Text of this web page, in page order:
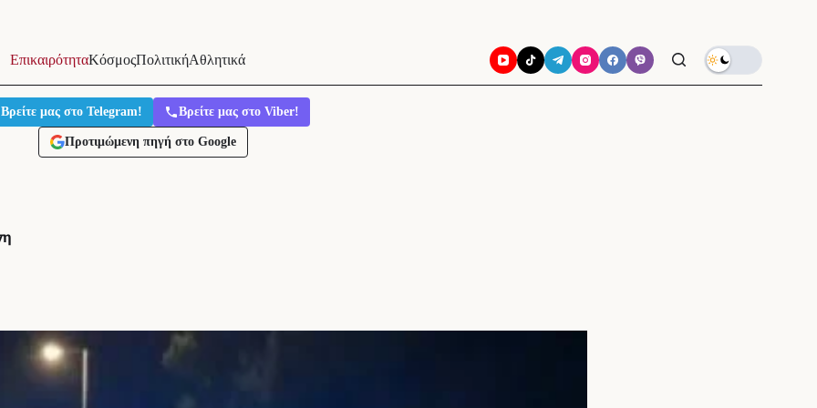
ΕπικαιρότηταΚόσμοςΠολιτικήΑθλητικά
Βρείτε μας στο Telegram! Βρείτε μας στο Viber!
Προτιμώμενη πηγή στο Google